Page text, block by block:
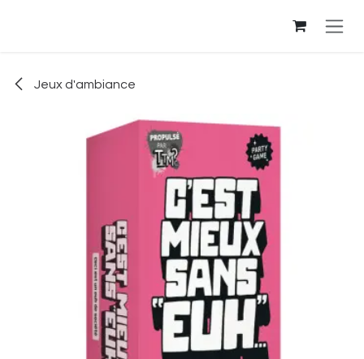
Jeux d'ambiance